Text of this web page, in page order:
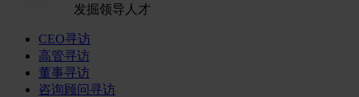
发掘领导人才
CEO寻访
高管寻访
董事寻访
咨询顾问寻访